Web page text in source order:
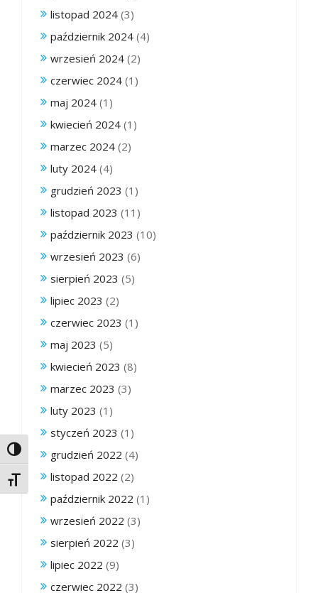
Toggle High Contrast
Toggle Font size
listopad 2024 (3)
październik 2024 (4)
wrzesień 2024 (2)
czerwiec 2024 (1)
maj 2024 (1)
kwiecień 2024 (1)
marzec 2024 (2)
luty 2024 (4)
grudzień 2023 (1)
listopad 2023 (11)
październik 2023 (10)
wrzesień 2023 (6)
sierpień 2023 (5)
lipiec 2023 (2)
czerwiec 2023 (1)
maj 2023 (5)
kwiecień 2023 (8)
marzec 2023 (3)
luty 2023 (1)
styczeń 2023 (1)
grudzień 2022 (4)
listopad 2022 (2)
październik 2022 (1)
wrzesień 2022 (3)
sierpień 2022 (3)
lipiec 2022 (9)
czerwiec 2022 (3)